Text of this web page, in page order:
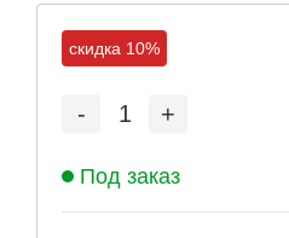
скидка 10%
- 1 +
Под заказ